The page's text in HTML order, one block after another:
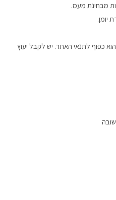
מבחינת מעמ.
יומן.
כפוף לתנאי האתר. יש לקבל יעוץ